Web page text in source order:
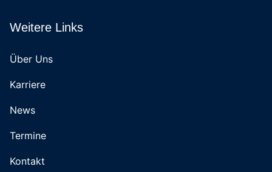
Weitere Links
Über Uns
Karriere
News
Termine
Kontakt